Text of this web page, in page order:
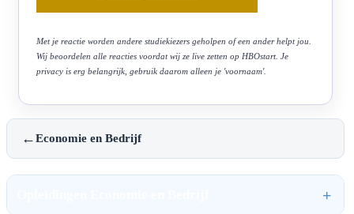
Met je reactie worden andere studiekiezers geholpen of een ander helpt jou.
Wij beoordelen alle reacties voordat wij ze live zetten op HBOstart. Je
privacy is erg belangrijk, gebruik daarom alleen je 'voornaam'.
←Economie en Bedrijf